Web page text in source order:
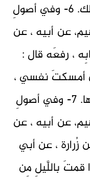
أوليائِك ، حتّى تتوفّاها على ذلك. 6- وفي أصولِ
إبراهيم، عن أبيه ، عن
، رفعَه قال :
أمسكتَ نفسي ،
فارحَمها. وإن أرسلتَها، فاحفَظها. 7- وفي أصولِ
إبراهيم، عن أبيه ، عن
، عن أبي
قمتَ باللَّيلِ مِن